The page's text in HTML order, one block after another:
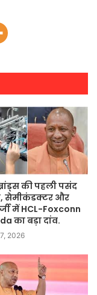
की पहली पसंद
सेमीकंडक्टर और
में HCL-Foxconn
का बड़ा दांव.
2026